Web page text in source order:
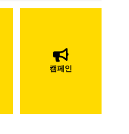
캠페인